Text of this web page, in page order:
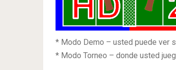
* Modo Demo – usted puede ver
* Modo Torneo – donde usted